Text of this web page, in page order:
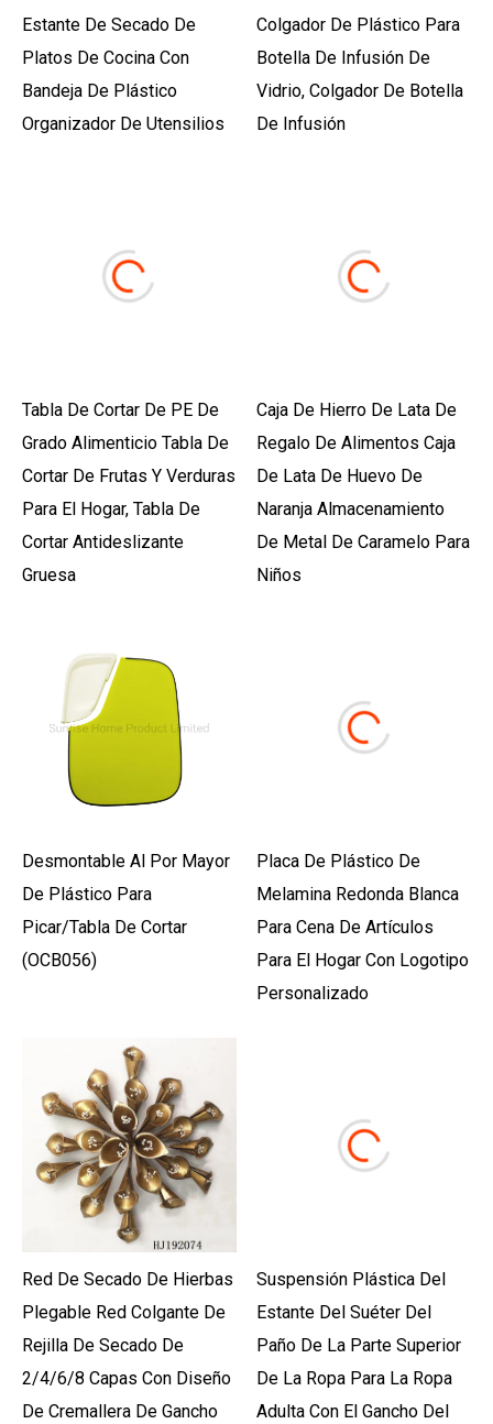
Estante De Secado De
Platos De Cocina Con
Bandeja De Plástico
Organizador De Utensilios
Colgador De Plástico Para
Botella De Infusión De
Vidrio, Colgador De Botella
De Infusión
Tabla De Cortar De PE De
Grado Alimenticio Tabla De
Cortar De Frutas Y Verduras
Para El Hogar, Tabla De
Cortar Antideslizante
Gruesa
Caja De Hierro De Lata De
Regalo De Alimentos Caja
De Lata De Huevo De
Naranja Almacenamiento
De Metal De Caramelo Para
Niños
Desmontable Al Por Mayor
De Plástico Para
Picar/tabla De Cortar
(OCB056)
Placa De Plástico De
Melamina Redonda Blanca
Para Cena De Artículos
Para El Hogar Con Logotipo
Personalizado
Red De Secado De Hierbas
Plegable Red Colgante De
Rejilla De Secado De
2/4/6/8 Capas Con Diseño
De Cremallera De Gancho
Suspensión Plástica Del
Estante Del Suéter Del
Paño De La Parte Superior
De La Ropa Para La Ropa
Adulta Con El Gancho Del